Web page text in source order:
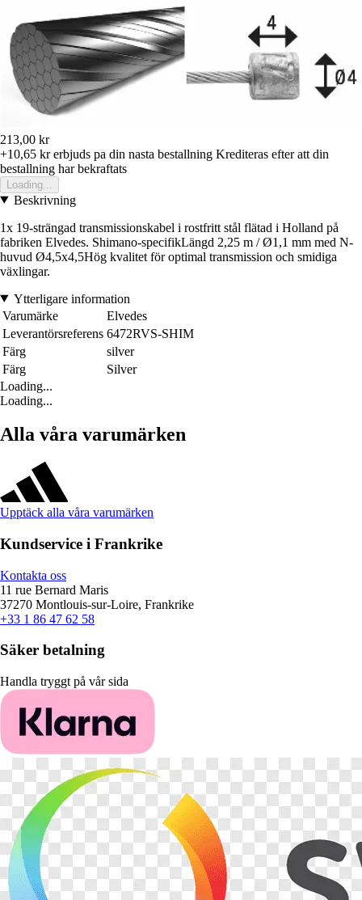
213,00 kr
+10,65 krerbjuds pa din nasta bestallning Krediteras efter att din
bestallning har bekraftats
Loading...
Beskrivning
1x 19-strängad transmissionskabel i rostfritt stål flätad i Holland på
fabriken Elvedes. Shimano-specifikLängd 2,25 m / Ø1,1 mm med N-
huvud Ø4,5x4,5Hög kvalitet för optimal transmission och smidiga
växlingar.
Ytterligare information
Varumärke
Elvedes
Leverantörsreferens 6472RVS-SHIM
Färg
silver
Färg
Silver
Loading...
Loading...
Alla våra varumärken
Upptäck alla våra varumärken
Kundservice i Frankrike
Kontakta oss
11 rue Bernard Maris
37270 Montlouis-sur-Loire, Frankrike
+33 1 86 47 62 58
Säker betalning
Handla tryggt på vår sida